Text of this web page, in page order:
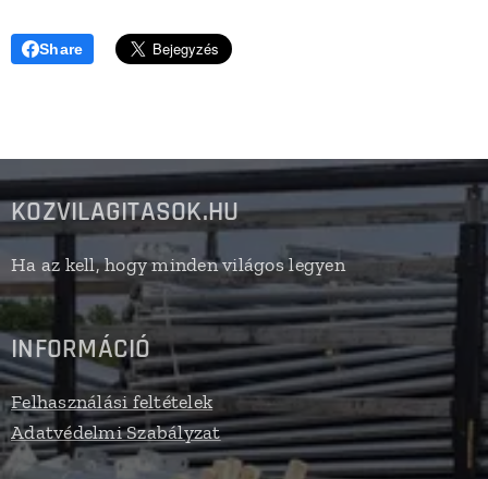
Share
KOZVILAGITASOK.HU
Ha az kell, hogy minden világos legyen
INFORMÁCIÓ
Felhasználási feltételek
Adatvédelmi Szabályzat